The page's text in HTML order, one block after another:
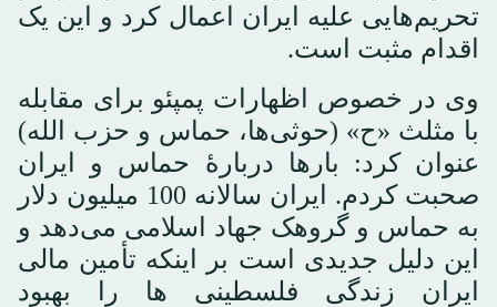
تحریم‌هایی علیه ایران اعمال کرد و این یک
اقدام مثبت است.
وی در خصوص اظهارات پمپئو برای مقابله
با مثلث «ح» (حوثی‌ها، حماس و حزب الله)
عنوان کرد: بارها دربارۀ حماس و ایران
صحبت کردم. ایران سالانه 100 میلیون دلار
به حماس و گروهک جهاد اسلامی می‌دهد و
این دلیل جدیدی است بر اینکه تأمین مالی
ایران زندگی فلسطینی ها را بهبود